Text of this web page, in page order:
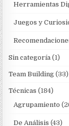
Herramientas
Juegos y
Sin categoría (1)
Team Building (33)
Técnicas (184)
Agrupamiento
De Análisis (43)